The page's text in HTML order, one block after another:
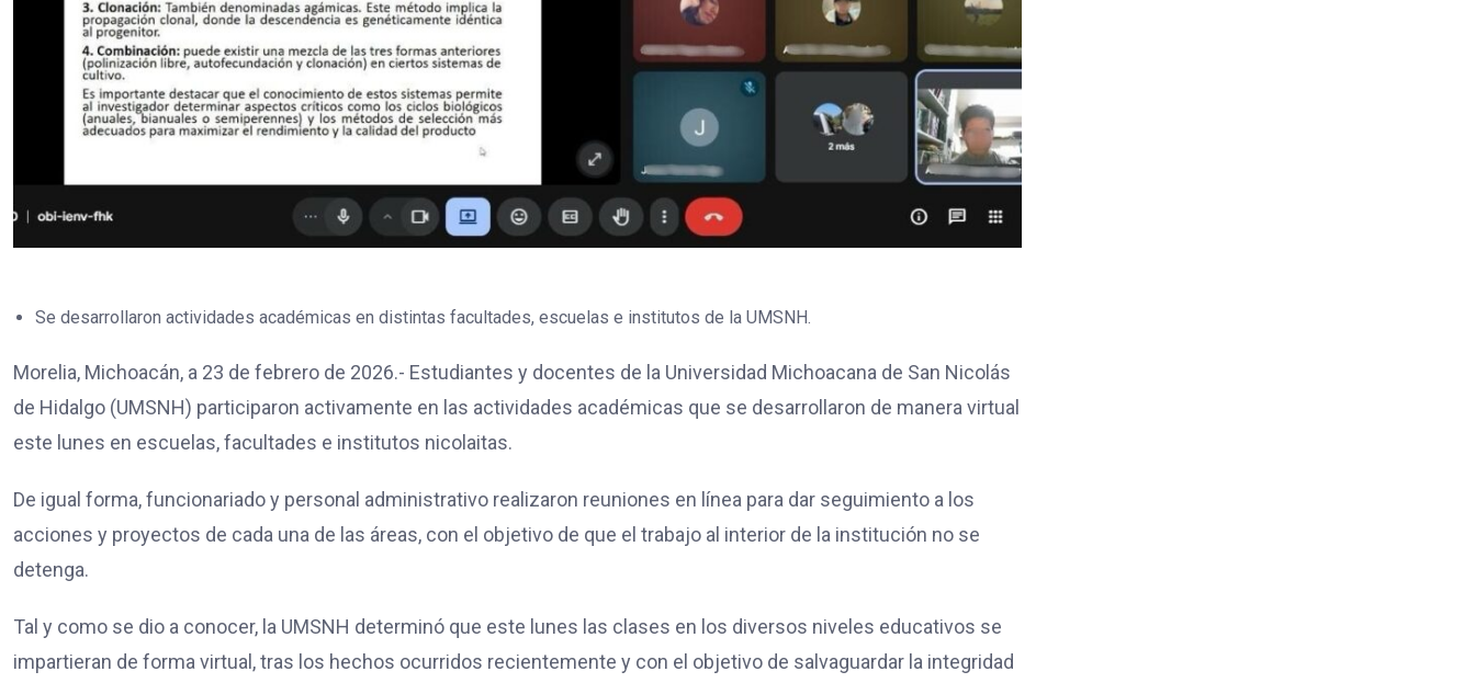
Se desarrollaron actividades académicas en distintas facultades, escuelas e institutos de la UMSNH.
Morelia, Michoacán, a 23 de febrero de 2026.- Estudiantes y docentes de la Universidad Michoacana de San Nicolás
de Hidalgo (UMSNH) participaron activamente en las actividades académicas que se desarrollaron de manera virtual
este lunes en escuelas, facultades e institutos nicolaitas.
De igual forma, funcionariado y personal administrativo realizaron reuniones en línea para dar seguimiento a los
acciones y proyectos de cada una de las áreas, con el objetivo de que el trabajo al interior de la institución no se
detenga.
Tal y como se dio a conocer, la UMSNH determinó que este lunes las clases en los diversos niveles educativos se
impartieran de forma virtual, tras los hechos ocurridos recientemente y con el objetivo de salvaguardar la integridad